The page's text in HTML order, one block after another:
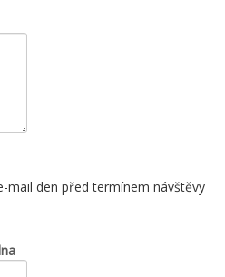
mail den před termínem návštěvy